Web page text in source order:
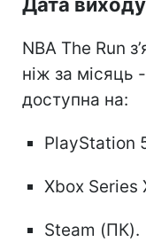
Дата виходу
NBA The Run
ніж за місяць -
доступна на:
PlayStation
Xbox Series
Steam (ПК).